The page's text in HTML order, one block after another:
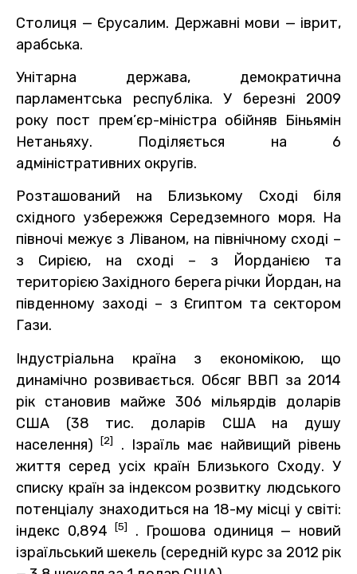
Столиця — Єрусалим. Державні мови — іврит,
арабська.
Унітарна держава, демократична
парламентська республіка. У березні 2009
року пост прем’єр-міністра обійняв Біньямін
Нетаньяху. Поділяється на 6
адміністративних округів.
Розташований на Близькому Сході біля
східного узбережжя Середземного моря. На
півночі межує з Ліваном, на північному сході –
з Сирією, на сході – з Йорданією та
територією Західного берега річки Йордан, на
південному заході – з Єгиптом та сектором
Гази.
Індустріальна країна з економікою, що
динамічно розвивається. Обсяг ВВП за 2014
рік становив майже 306 мільярдів доларів
США (38 тис. доларів США на душу
населення)[2]
. Ізраїль має найвищий рівень
життя серед усіх країн Близького Сходу. У
списку країн за індексом розвитку людського
потенціалу знаходиться на 18-му місці у світі:
індекс 0,894[5]
. Грошова одиниця — новий
ізраїльський шекель (середній курс за 2012 рік